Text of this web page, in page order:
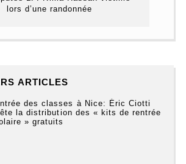
lors d’une randonnée
ARTICLES
des classes à Nice: Éric Ciotti
la distribution des « kits de rentrée
» gratuits